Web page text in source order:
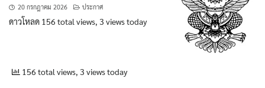
20 กรกฎาคม 2026 ประกาศ
ดาวโหลด 156 total views, 3 views today
156 total views, 3 views today